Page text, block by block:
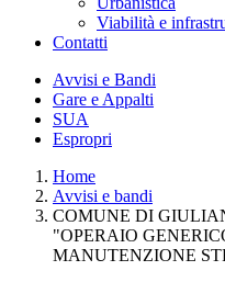
Viabilità e
Contatti
Avvisi e Bandi
Gare e Appalti
SUA
Espropri
Home
Avvisi e bandi
COMUNE DI
"OPERAIO
MANUTENZIONE